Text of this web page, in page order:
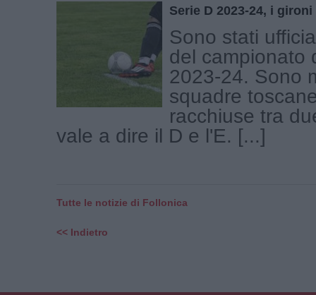
Serie D 2023-24, i
Sono stati
del campionato
2023-24. Sono
squadre
racchiuse tra
vale a dire il D e l'E. [...]
Tutte le notizie di Follonica
<< Indietro